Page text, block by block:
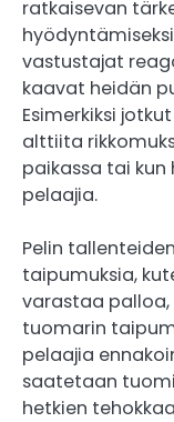
ratkaisevan
vastustajat
kaavat heidän
Esimerkiksi
alttiita
paikassa tai
pelaajia.
Pelin
taipumuksia,
varastaa palloa,
tuomarin
pelaajia
saatetaan
hetkien